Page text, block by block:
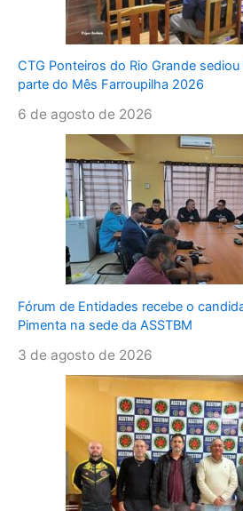
CTG Ponteiros do Rio Grande
parte do Mês Farroupilha 2026
6 de agosto de 2026
Fórum de Entidades recebe o
Pimenta na sede da ASSTBM
3 de agosto de 2026